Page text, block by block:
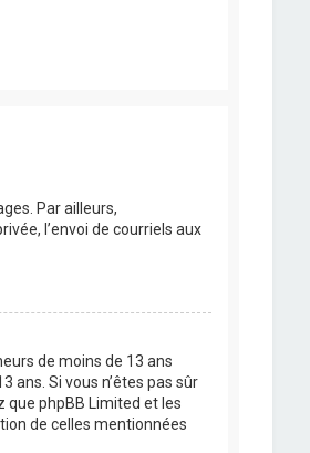
Par ailleurs,
l’envoi de courriels aux
de moins de 13 ans
Si vous n’êtes pas sûr
que phpBB Limited et les
de celles mentionnées